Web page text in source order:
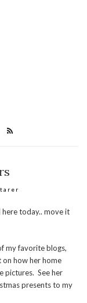
here today.. move it
my favorite blogs,
on how her home
pictures. See her
presents to my